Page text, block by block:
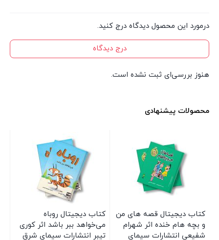
درمورد این محصول دیدگاه درج کنید.
درج دیدگاه
هنوز بررسی‌ای ثبت نشده است.
محصولات پیشنهادی
کتاب دیجیتال قصه های من
و بچه هام خنده اثر شهرام
شفیعی انتشارات سیمای
کتاب دیجیتال روباه
می‌خواهد ببر باشد اثر کوری
تیبر انتشارات سیمای شرق